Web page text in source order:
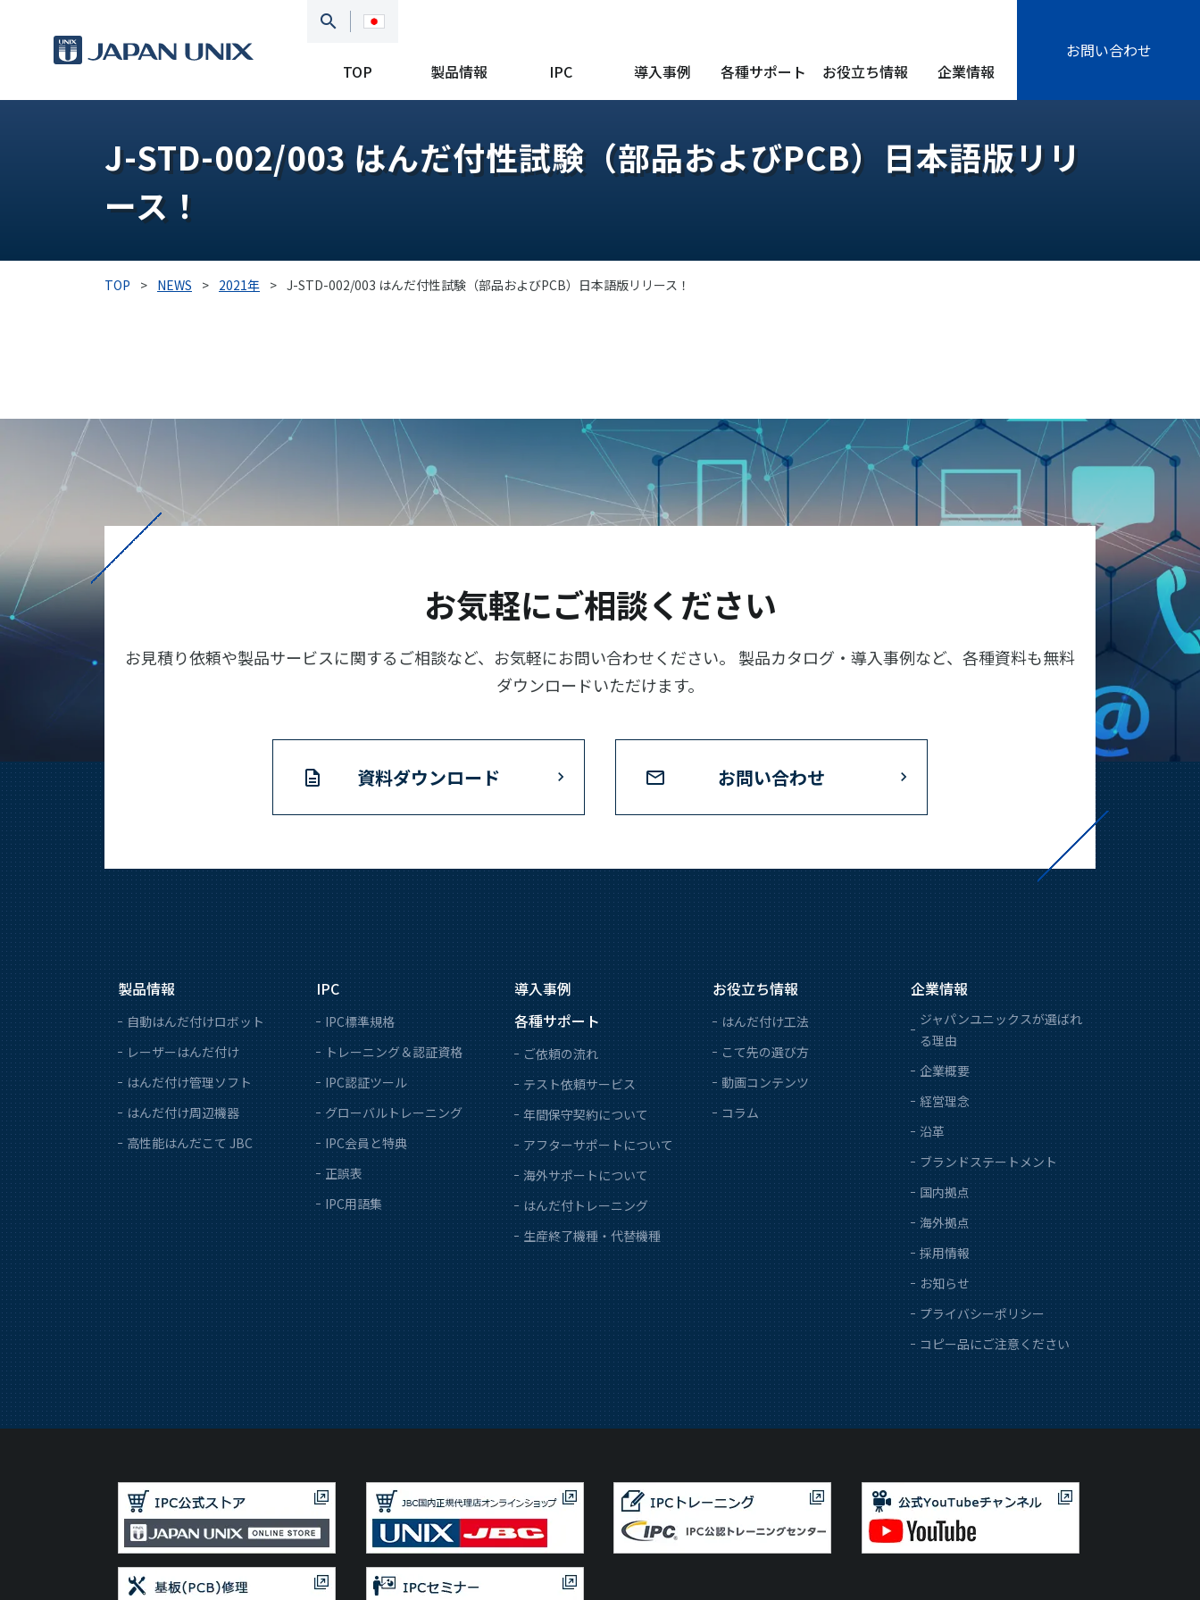
TOP 製品情報 IPC 導入事例 各種サポート お役立ち情報 企業情報
お問い合わせ
J-STD-002/003 はんだ付性試験（部品およびPCB）日本語版リリ
ース！
TOP > NEWS > 2021年 > J-STD-002/003 はんだ付性試験（部品およびPCB）日本語版リリース！
お気軽にご相談ください
お見積り依頼や製品サービスに関するご相談など、お気軽にお問い合わせください。 製品カタログ・導入事例など、各種資料も無料
ダウンロードいただけます。
資料ダウンロード お問い合わせ
製品情報
自動はんだ付けロボット
レーザーはんだ付け
はんだ付け管理ソフト
はんだ付け周辺機器
高性能はんだこて JBC
IPC
IPC標準規格
トレーニング＆認証資格
IPC認証ツール
グローバルトレーニング
IPC会員と特典
正誤表
IPC用語集
導入事例
各種サポート
ご依頼の流れ
テスト依頼サービス
年間保守契約について
アフターサポートについて
海外サポートについて
はんだ付トレーニング
生産終了機種・代替機種
お役立ち情報
はんだ付け工法
こて先の選び方
動画コンテンツ
コラム
企業情報
ジャパンユニックスが選ばれ
る理由
企業概要
経営理念
沿革
ブランドステートメント
国内拠点
海外拠点
採用情報
お知らせ
プライバシーポリシー
コピー品にご注意ください